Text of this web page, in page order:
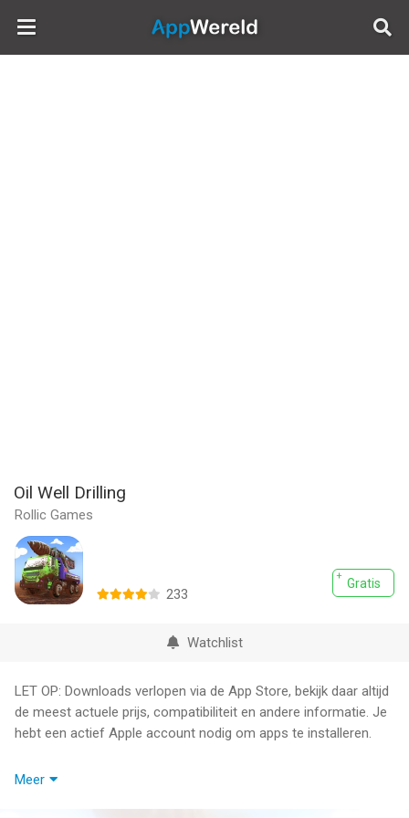
AppWereld
Oil Well Drilling
Rollic Games
Gratis
233
Watchlist
LET OP: Downloads verlopen via de App Store, bekijk daar altijd
de meest actuele prijs, compatibiliteit en andere informatie. Je
hebt een actief Apple account nodig om apps te installeren.
Dig and collect treasures! Manage fuel, cooling and speed while
Meer